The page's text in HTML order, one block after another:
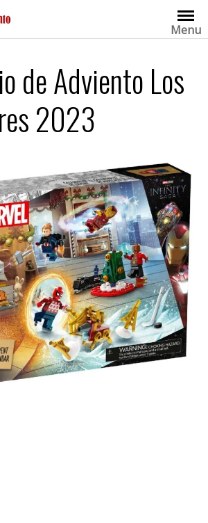
Menu
de Adviento Los
2023